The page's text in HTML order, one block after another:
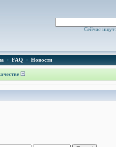
Сейчас ищут:
• FAQ • Новости